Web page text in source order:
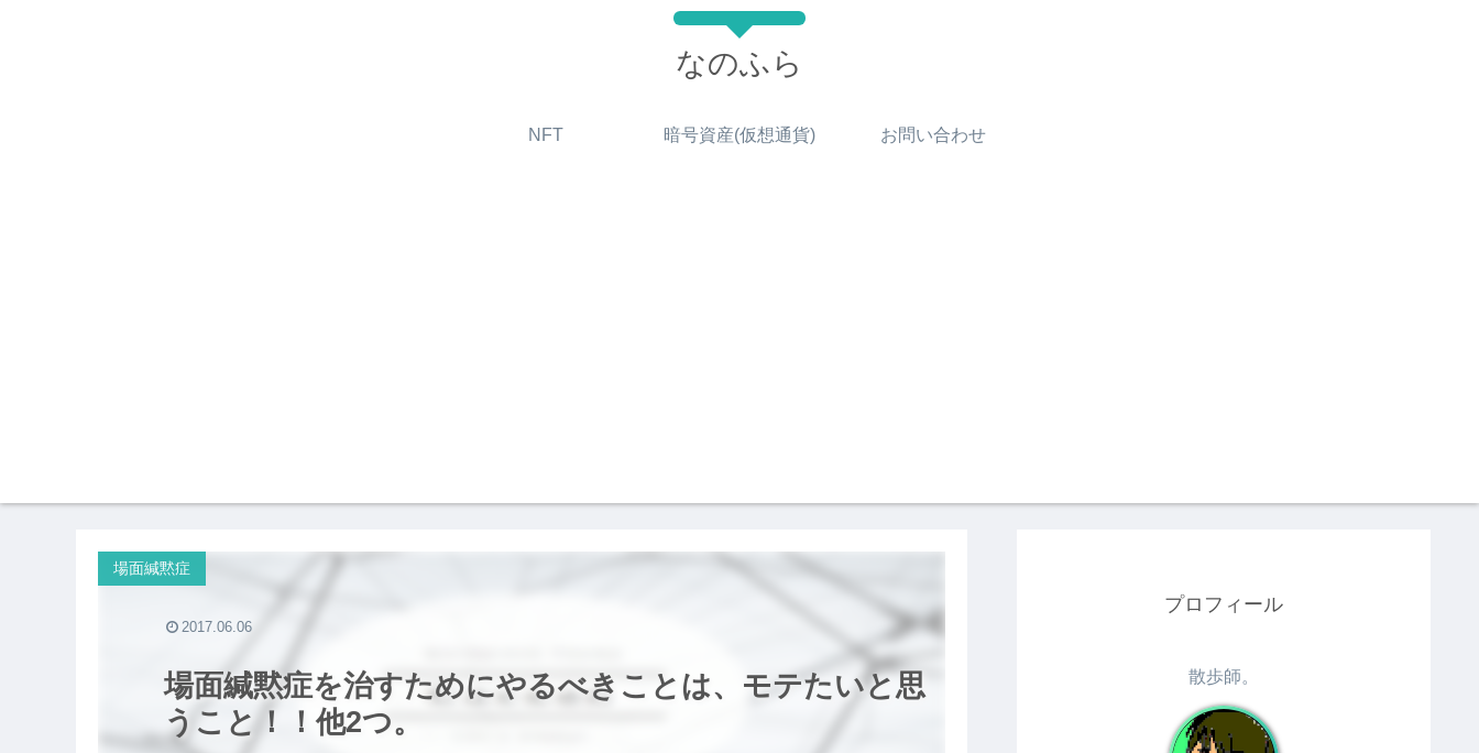
なのふら
NFT 暗号資産(仮想通貨) お問い合わせ
場面緘黙症を治すためにやるべきことは、モテたいと思
うこと！！他2つ。
場面緘黙症
2017.06.06
プロフィール
散歩師。